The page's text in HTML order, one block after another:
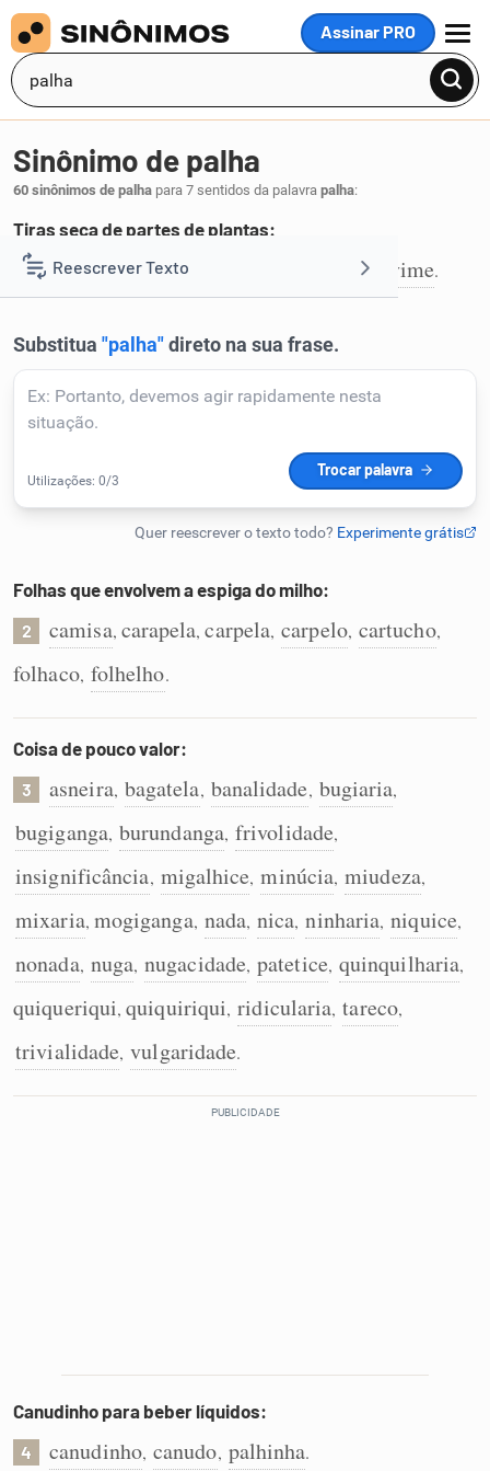
Assinar PRO
MENU
Reescrever Texto
Corrigir Texto
Humanizador de IA
Cata-letras
Conexões
Caça-palavras
Dicionário
Sinônimos
Sinônimo de palha
60 sinônimos de palha para 7 sentidos da palavra palha:
Tiras seca de partes de plantas:
1 caule,colmo,junto sapé vime.
Folhas que envolvem a espiga do milho:
2 camisa, carapela,carpela, carpelo, cartucho,
folhaco, folhelho.
Coisa de pouco valor:
3 asneira, bagatela, banalidade, bugiaria,
bugiganga, burundanga, frivolidade,
insignificância, migalhice, minúcia, miudeza,
mixaria, mogiganga, nada, nica, ninharia, niquice,
nonada, nuga, nugacidade, patetice, quinquilharia,
quiqueriqui,quiquiriqui, ridicularia, tareco,
trivialidade, vulgaridade.
Canudinho para beber líquidos:
4 canudinho, canudo, palhinha.